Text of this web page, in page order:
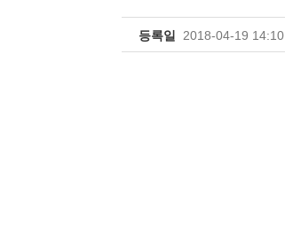
등록일 2018-04-19 14:10